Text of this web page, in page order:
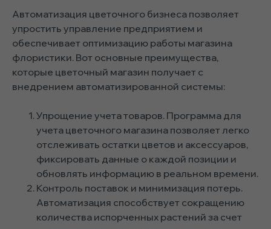
Автоматизация цветочного бизнеса позволяет
упростить управление предприятием и
обеспечивает оптимизацию работы магазина
флористики. Вот основные преимущества,
которые цветочный магазин получает с
внедрением автоматизированной системы:
Упрощение учета товаров. Программа для
учета цветочного магазина позволяет легко
отслеживать остатки цветов и аксессуаров,
фиксировать данные о каждой позиции и
обновлять информацию в реальном времени.
Контроль поставок и минимизация потерь.
Автоматизация способствует сокращению
количества испорченных растений за счет